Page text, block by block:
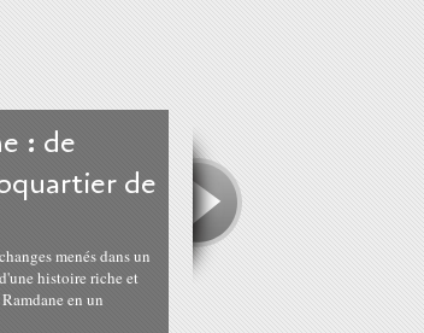
: de
de
menés dans un
histoire riche et
en un